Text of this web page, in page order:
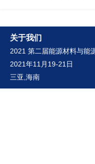
关于我们
2021 第二届能源材料与能
2021年11月19-21日
三亚,海南